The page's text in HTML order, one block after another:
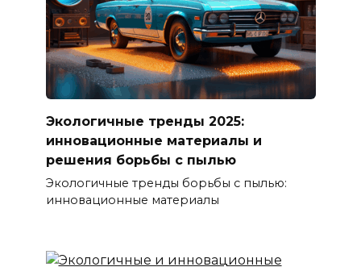
Экологичные тренды 2025:
инновационные материалы и
решения борьбы с пылью
Экологичные тренды борьбы с пылью:
инновационные материалы